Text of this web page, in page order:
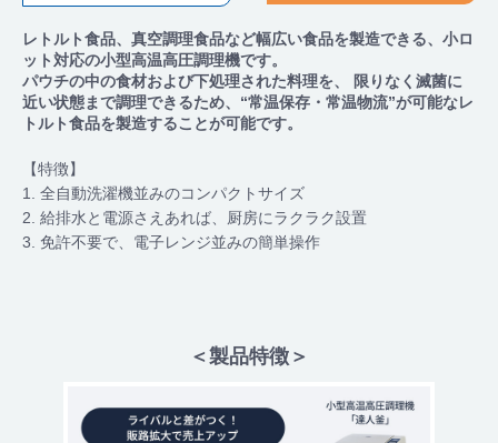
レトルト食品、真空調理食品など幅広い食品を製造できる、小ロ
ット対応の小型高温高圧調理機です。
パウチの中の食材および下処理された料理を、 限りなく滅菌に
近い状態まで調理できるため、“常温保存・常温物流”が可能なレ
トルト食品を製造することが可能です。
【特徴】
1. 全自動洗濯機並みのコンパクトサイズ
2. 給排水と電源さえあれば、厨房にラクラク設置
3. 免許不要で、電子レンジ並みの簡単操作
＜製品特徴＞